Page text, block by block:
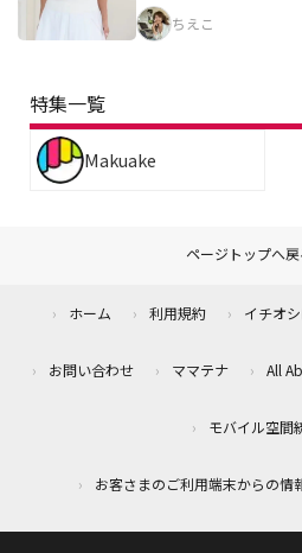
ちえこ
特集一覧
Makuake
ページトップへ戻
ホーム 利用規約 イチオ
お問い合わせ ママテナ All
モバイル空間
お客さまのご利用端末からの情